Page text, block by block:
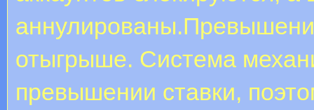
отыгрыше. Система
превышении ставки,